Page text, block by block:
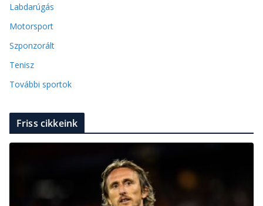
Labdarúgás
Motorsport
Szponzorált
Tenisz
További sportok
Friss cikkeink